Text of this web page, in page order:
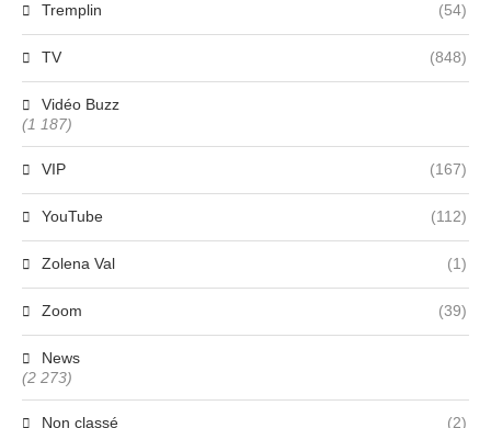
Tremplin (54)
TV (848)
Vidéo Buzz
(1 187)
VIP (167)
YouTube (112)
Zolena Val (1)
Zoom (39)
News
(2 273)
Non classé (2)